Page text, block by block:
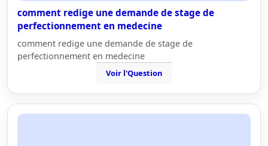
comment redige une demande de stage de
perfectionnement en medecine
comment redige une demande de stage de
perfectionnement en medecine
Voir l'Question